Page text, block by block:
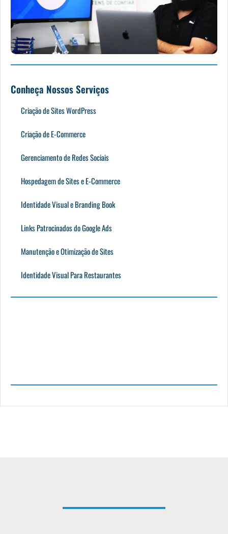
Conheça Nossos Serviços
Criação de Sites WordPress
Criação de E-Commerce
Gerenciamento de Redes Sociais
Hospedagem de Sites e E-Commerce
Identidade Visual e Branding Book
Links Patrocinados do Google Ads
Manutenção e Otimização de Sites
Identidade Visual Para Restaurantes